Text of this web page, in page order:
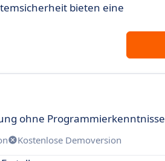
bieten eine
ohne Programmierkenntnisse
Kostenlose Demoversion